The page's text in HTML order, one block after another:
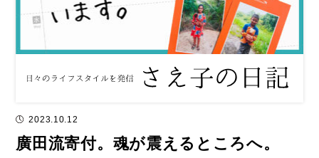
2023.10.12
廣田流寄付。魂が震えるところへ。